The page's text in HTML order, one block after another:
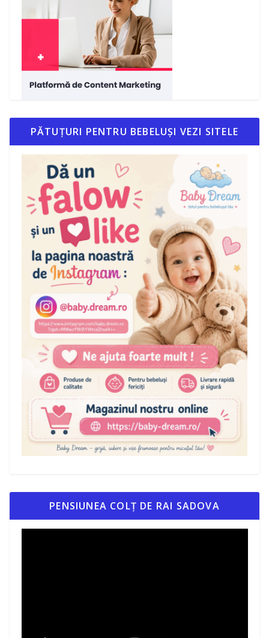
PĂTUȚURI PENTRU BEBELUȘI VEZI SITELE
PENSIUNEA COLȚ DE RAI SADOVA